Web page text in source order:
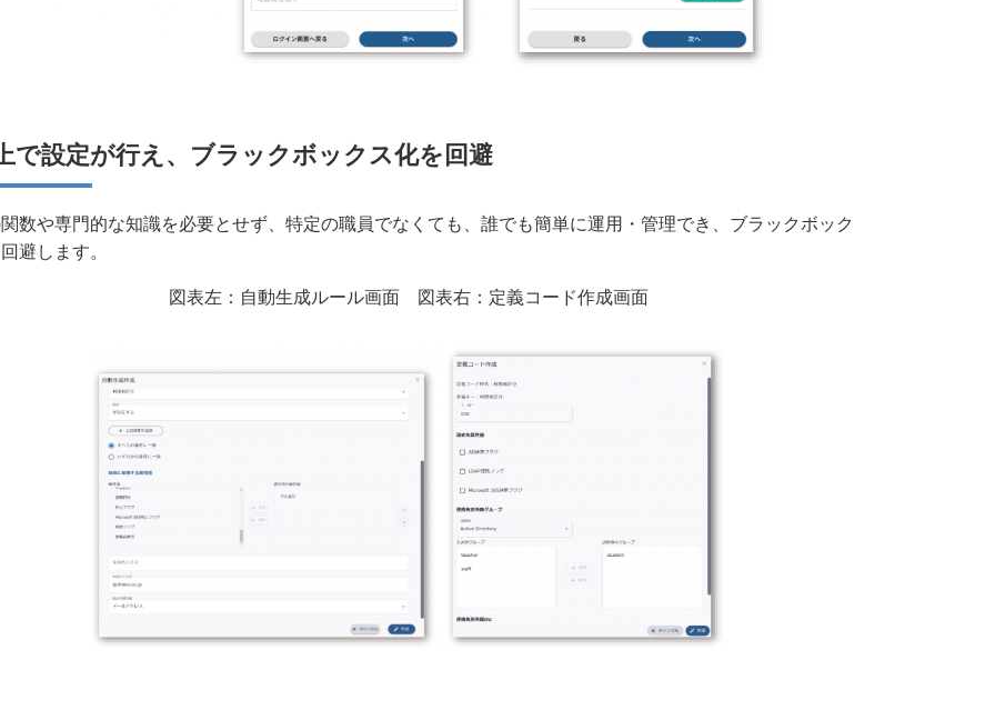
で設定が行え、ブラックボックス化を回避
数や専門的な知識を必要とせず、特定の職員でなくても、誰でも簡単に運用・管理でき、ブラックボック
避します。
図表左：自動生成ルール画面 図表右：定義コード作成画面